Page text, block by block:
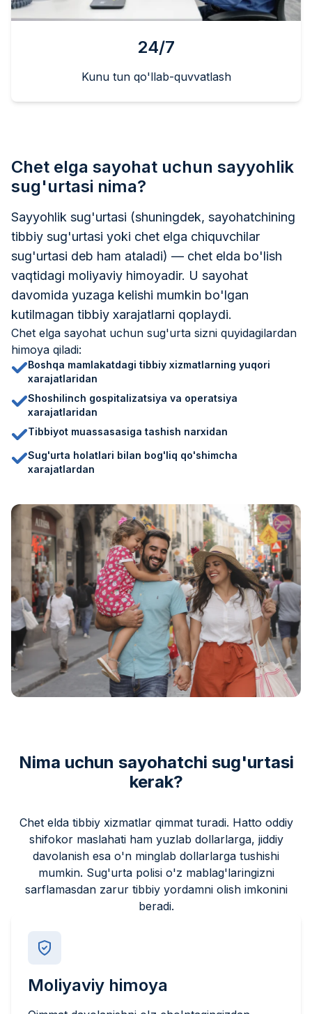
24/7
Kunu tun qo'llab-quvvatlash
Chet elga sayohat uchun sayyohlik
sug'urtasi nima?
Sayyohlik sug'urtasi (shuningdek, sayohatchining
tibbiy sug'urtasi yoki chet elga chiquvchilar
sug'urtasi deb ham ataladi) — chet elda bo'lish
vaqtidagi moliyaviy himoyadir. U sayohat
davomida yuzaga kelishi mumkin bo'lgan
kutilmagan tibbiy xarajatlarni qoplaydi.
Chet elga sayohat uchun sug'urta sizni quyidagilardan
himoya qiladi:
Boshqa mamlakatdagi tibbiy xizmatlarning yuqori
xarajatlaridan
Shoshilinch gospitalizatsiya va operatsiya
xarajatlaridan
Tibbiyot muassasasiga tashish narxidan
Sug'urta holatlari bilan bog'liq qo'shimcha
xarajatlardan
Nima uchun sayohatchi sug'urtasi
kerak?
Chet elda tibbiy xizmatlar qimmat turadi. Hatto oddiy
shifokor maslahati ham yuzlab dollarlarga, jiddiy
davolanish esa o'n minglab dollarlarga tushishi
mumkin. Sug'urta polisi o'z mablag'laringizni
sarflamasdan zarur tibbiy yordamni olish imkonini
beradi.
Moliyaviy himoya